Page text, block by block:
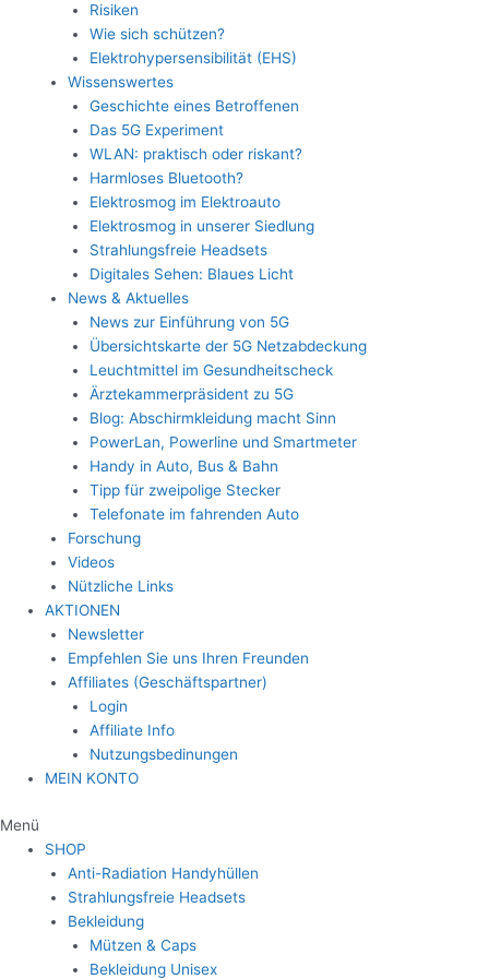
Risiken
Wie sich schützen?
Elektrohypersensibilität (EHS)
Wissenswertes
Geschichte eines Betroffenen
Das 5G Experiment
WLAN: praktisch oder riskant?
Harmloses Bluetooth?
Elektrosmog im Elektroauto
Elektrosmog in unserer Siedlung
Strahlungsfreie Headsets
Digitales Sehen: Blaues Licht
News & Aktuelles
News zur Einführung von 5G
Übersichtskarte der 5G Netzabdeckung
Leuchtmittel im Gesundheitscheck
Ärztekammerpräsident zu 5G
Blog: Abschirmkleidung macht Sinn
PowerLan, Powerline und Smartmeter
Handy in Auto, Bus & Bahn
Tipp für zweipolige Stecker
Telefonate im fahrenden Auto
Forschung
Videos
Nützliche Links
AKTIONEN
Newsletter
Empfehlen Sie uns Ihren Freunden
Affiliates (Geschäftspartner)
Login
Affiliate Info
Nutzungsbedinungen
MEIN KONTO
Menü
SHOP
Anti-Radiation Handyhüllen
Strahlungsfreie Headsets
Bekleidung
Mützen & Caps
Bekleidung Unisex